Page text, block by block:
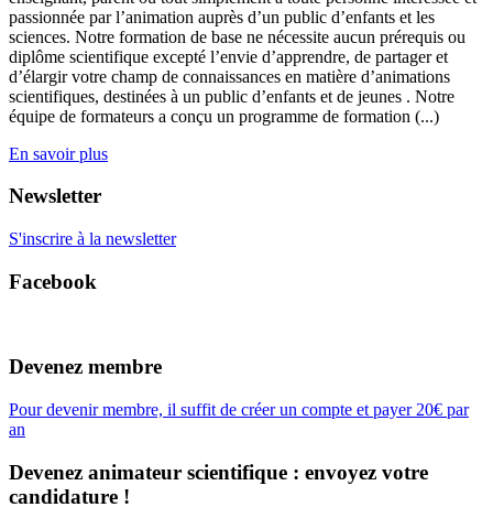
passionnée par l’animation auprès d’un public d’enfants et les
sciences. Notre formation de base ne nécessite aucun prérequis ou
diplôme scientifique excepté l’envie d’apprendre, de partager et
d’élargir votre champ de connaissances en matière d’animations
scientifiques, destinées à un public d’enfants et de jeunes . Notre
équipe de formateurs a conçu un programme de formation (...)
En savoir plus
Newsletter
S'inscrire à la newsletter
Facebook
Devenez membre
Pour devenir membre, il suffit de créer un compte et payer 20€ par
an
Devenez animateur scientifique : envoyez votre
candidature !